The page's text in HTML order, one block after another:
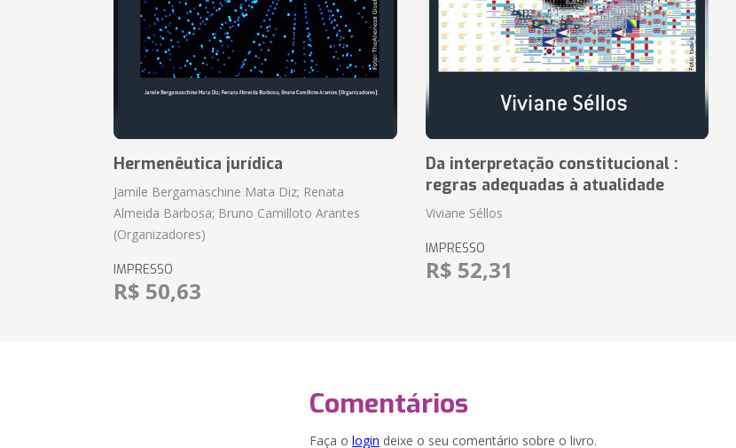
Hermenêutica jurídica
Jamile Bergamaschine Mata Diz; Renata
Almeida Barbosa; Bruno Camilloto Arantes
(Organizadores)
IMPRESSO
R$ 50,63
Da interpretação constitucional :
regras adequadas à atualidade
Viviane Séllos
IMPRESSO
R$ 52,31
Comentários
Faça o login deixe o seu comentário sobre o livro.